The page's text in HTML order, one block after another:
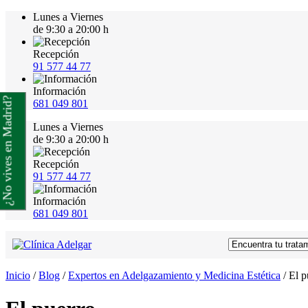
Lunes a Viernes
de 9:30 a 20:00 h
Recepción
91 577 44 77
Información
681 049 801
Lunes a Viernes
de 9:30 a 20:00 h
Recepción
91 577 44 77
Información
681 049 801
Inicio /Blog /Expertos en Adelgazamiento y Medicina Estética /El
¿No vives en Madrid?